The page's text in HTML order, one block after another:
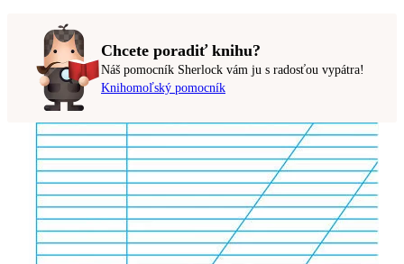
Chcete poradiť knihu?
Náš pomocník Sherlock vám ju s radosťou vypátra!
Knihomoľský pomocník